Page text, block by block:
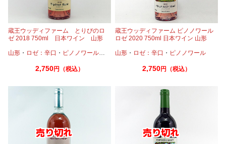
蔵王ウッディファーム とりぴのロ
ゼ 2018 750ml 日本ワイン 山形
山形 ・ ロゼ：辛口 ・ ピノノワール・ ピノグリ ・ピノムニエ
2,750円（税込）
蔵王ウッディファーム ピノノワール
ロゼ 2020 750ml 日本ワイン 山形
山形 ・ ロゼ：辛口 ・ ピノノワール
2,750円（税込）